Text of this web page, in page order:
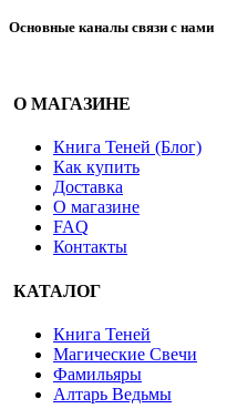
Основные каналы связи с нами
О МАГАЗИНЕ
Книга Теней (Блог)
Как купить
Доставка
О магазине
FAQ
Контакты
КАТАЛОГ
Книга Теней
Магические Свечи
Фамильяры
Алтарь Ведьмы